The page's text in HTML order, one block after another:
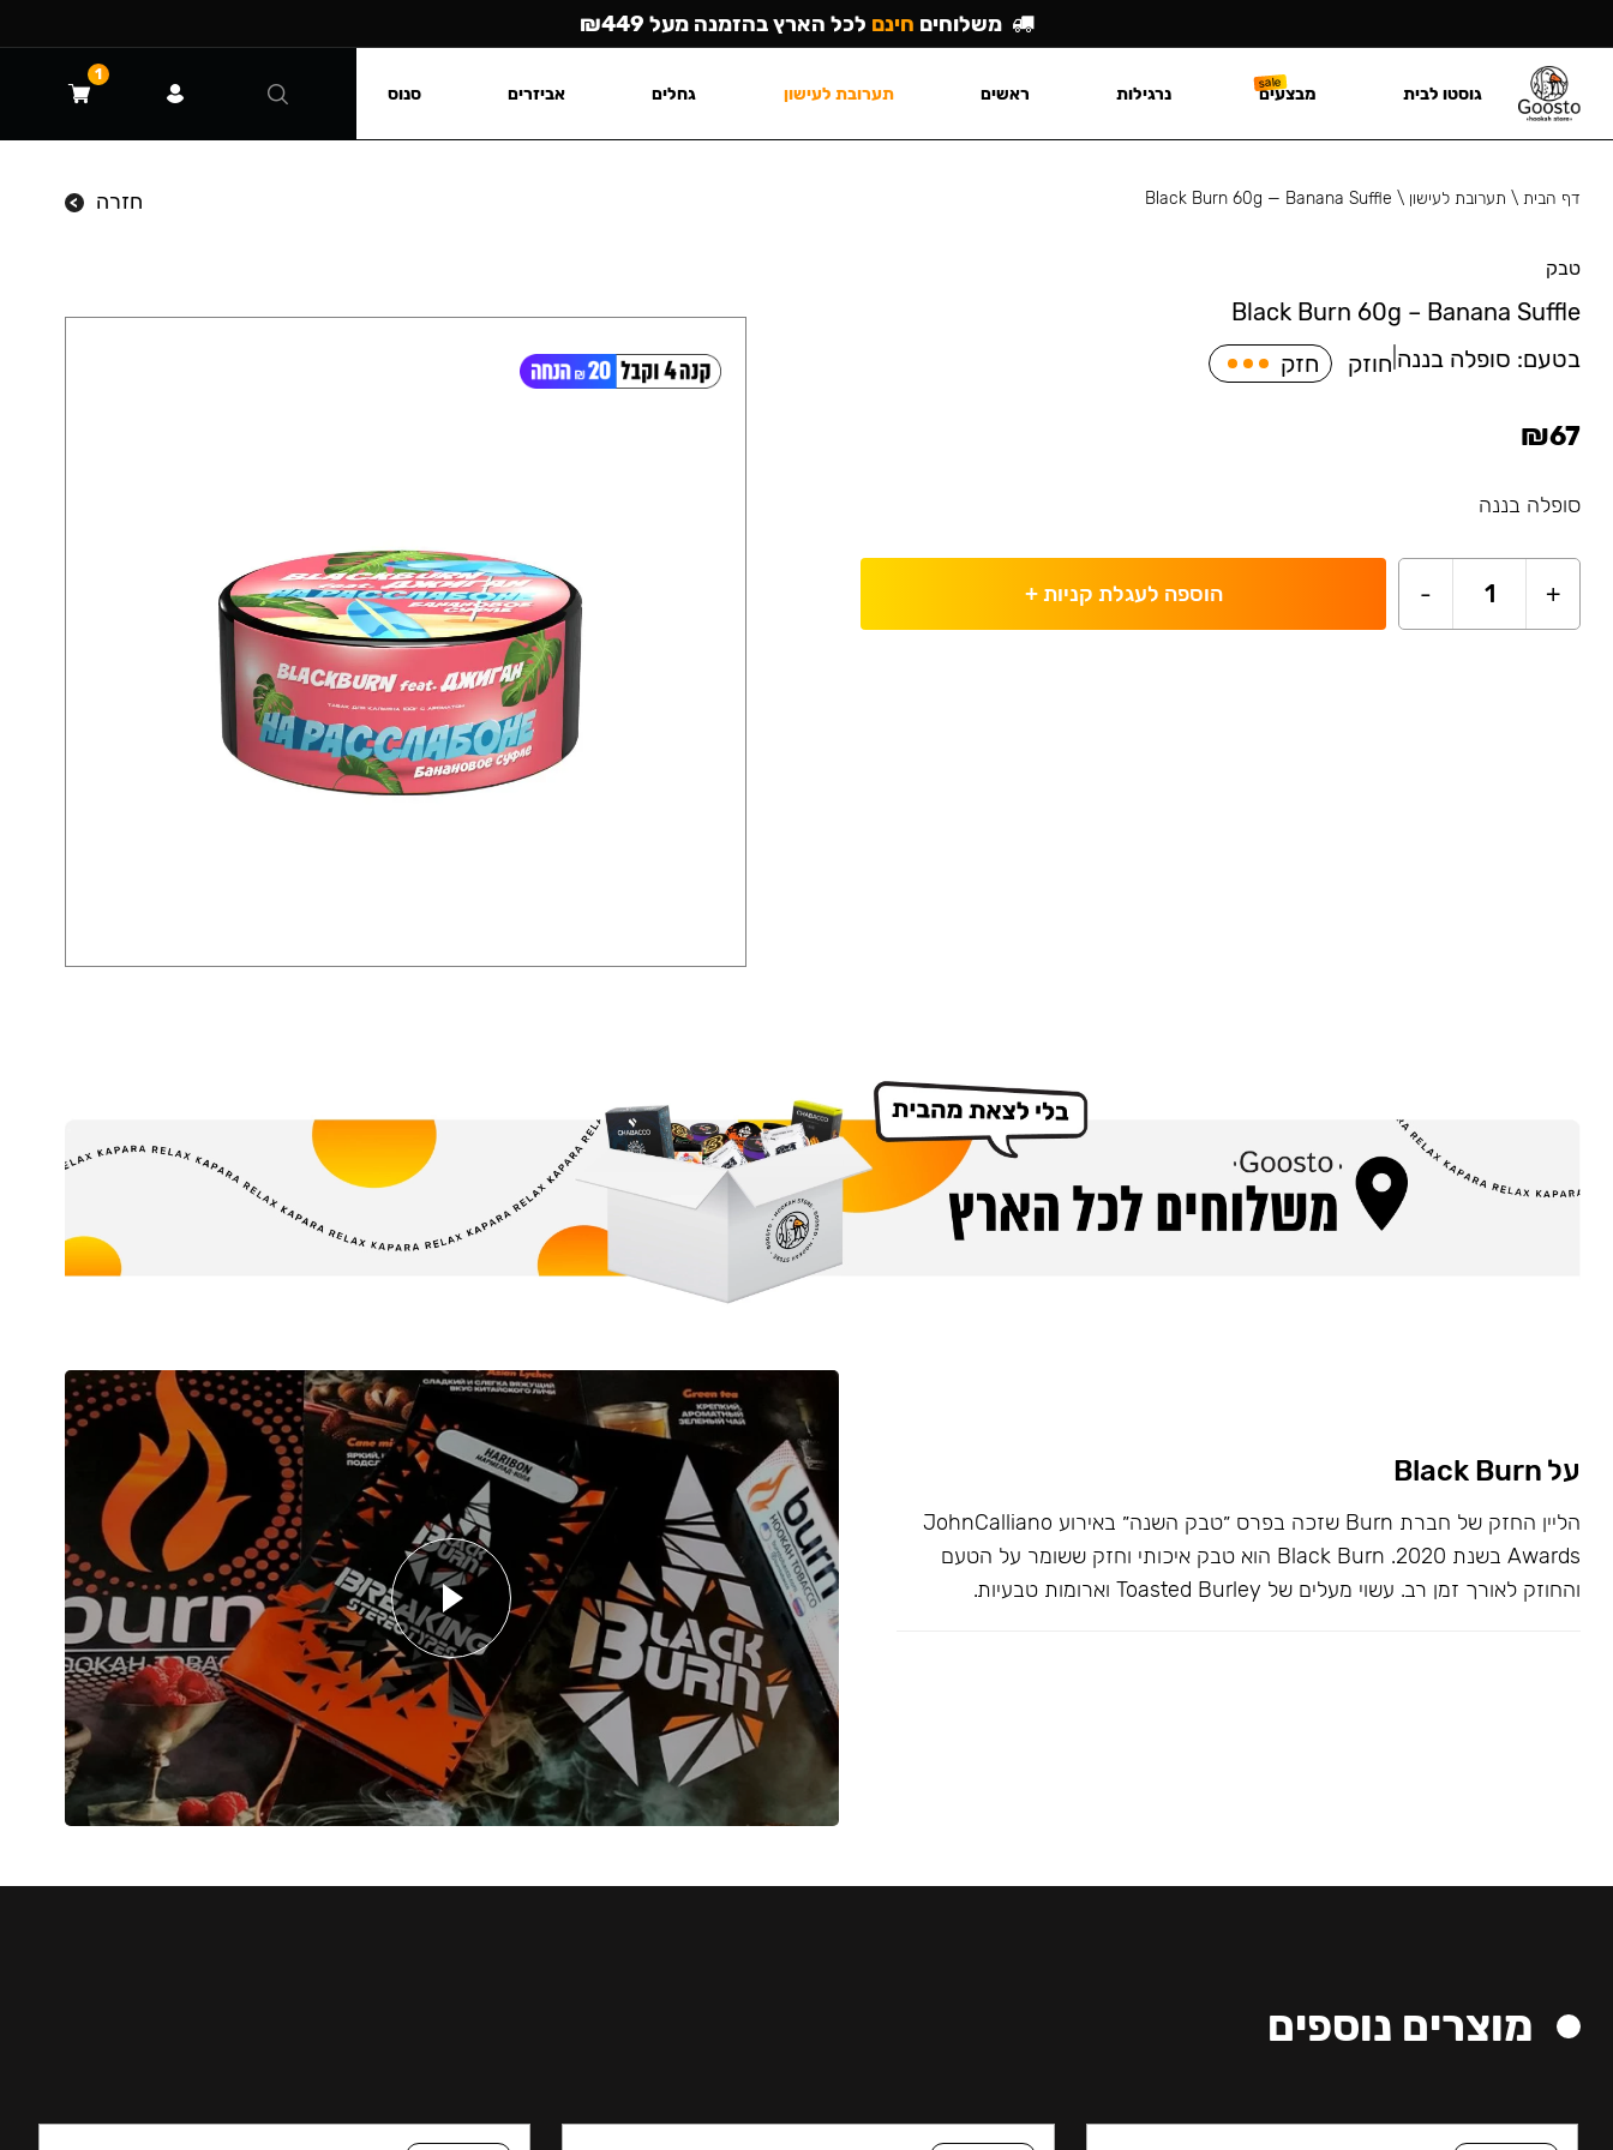
דף הבית\ תערובת לעישון \
Black Burn 60g — Banana Suffle חזרה
טבק
Black Burn 60g – Banana Suffle
בטעם: סופלה בננה חוזק חזק
₪67
סופלה בננה
+
1
- הוספה לעגלת קניות+
על Black Burn
הליין החזק של חברת Burn שזכה בפרס ״טבק השנה״ באירוע JohnCalliano
Awards בשנת 2020. Black Burn הוא טבק איכותי וחזק ששומר על הטעם
והחוזק לאורך זמן רב. עשוי מעלים של Toasted Burley וארומות טבעיות.
מוצרים נוספים
משלוחים חינם לכל הארץ בהזמנה מעל ₪449
גוסטו לבית מבצעים נרגילות ראשים תערובת לעישון גחלים אביזרים סנוס
1